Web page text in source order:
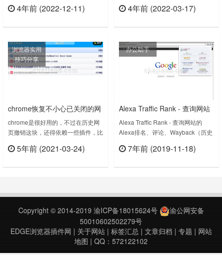
历史
后点击插件图标即可查看，可以设置
数量。Recent Tabs and History
(Wrona History Menu) v2.5.1.0
上……
4年前 (2022-12-11)
可以在上面查看到很多知名网站的历
年2月25日Wayback Machine
v3.1.0.0上次更新日期：2022年4月
4年前 (2022-03-17)
浏览器实用
技巧分享
chrome恢复不小心已关闭的网
页撤销刚关闭的历史网页
chrome是很好用的，不过在历史网
页撤销这块，还得依赖一些插件，比
是用来恢复刚刚关闭的插件。历史关
https://www.iedge123.com/lishi-
closed ta……
5年前 (2021-03-24)
办公助手
Alexa Traffic Rank - 查询网站
的Alexa全球排名、评论、历史
网页
Alexa Traffic Rank - 查询网站的
Alexa排名、评论、Wayback（历史
络营销、运营方面的工作的，相信对
讲，这是一家做大数据的公司。The
7年前 (2019-11-18)
Copyright © 2014-2019 渝ICP备18015624号
渝公网安备
50010602502279号
EDGE浏览器插件网 | 关于网站| 标签汇总| 文章归档 | 专题 | 网站
地图 | QQ：572122102